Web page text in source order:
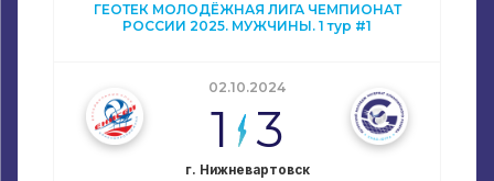
ГЕОТЕК МОЛОДЁЖНАЯ ЛИГА ЧЕМПИОНАТ
РОССИИ 2025. МУЖЧИНЫ. 1 тур #1
02.10.2024
1 3
г. Нижневартовск